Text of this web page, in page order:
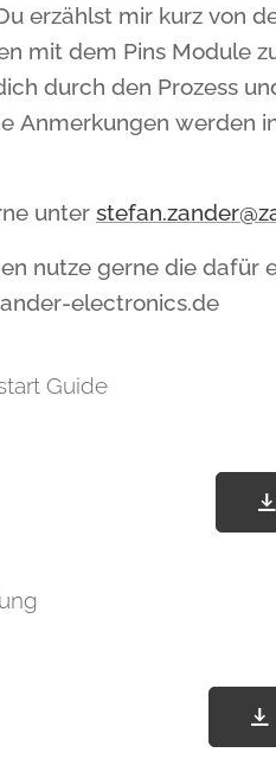
erzählst mir kurz von
mit dem Pins Module
durch den Prozess
Anmerkungen werden
unter
nutze gerne die dafür
electronics.de
Guide